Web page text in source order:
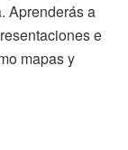
Aprenderás a
e
mapas y